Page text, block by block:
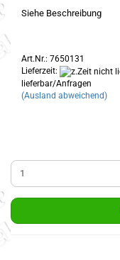
Siehe Beschreibung
Art.Nr.: 7650131
Lieferzeit:
lieferbar/Anfragen
(Ausland abweichend)